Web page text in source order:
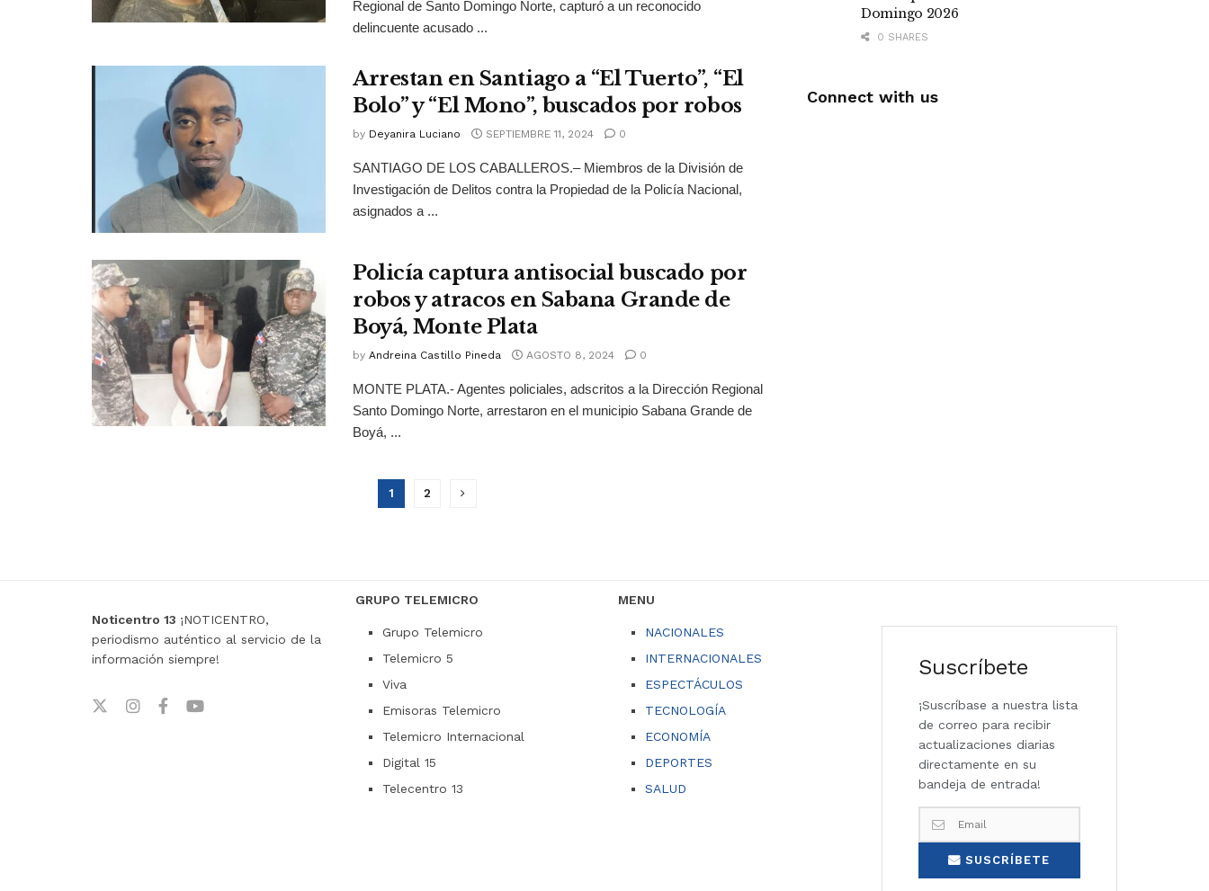
Regional de Santo Domingo Norte, capturó a un reconocido
delincuente acusado ...
Arrestan en Santiago a “El Tuerto”, “El
Bolo” y “El Mono”, buscados por robos
by Deyanira Luciano SEPTIEMBRE 11, 2024 0
SANTIAGO DE LOS CABALLEROS.– Miembros de la División de
Investigación de Delitos contra la Propiedad de la Policía Nacional,
asignados a ...
Policía captura antisocial buscado por
robos y atracos en Sabana Grande de
Boyá, Monte Plata
by Andreina Castillo Pineda AGOSTO 8, 2024 0
MONTE PLATA.- Agentes policiales, adscritos a la Dirección Regional
Santo Domingo Norte, arrestaron en el municipio Sabana Grande de
Boyá, ...
1 2
Domingo 2026
0 SHARES
Connect with us
Noticentro 13 ¡NOTICENTRO,
periodismo auténtico al servicio de la
información siempre!
GRUPO TELEMICRO
Grupo Telemicro
Telemicro 5
Viva
Emisoras Telemicro
Telemicro Internacional
Digital 15
Telecentro 13
MENU
NACIONALES
INTERNACIONALES
ESPECTÁCULOS
TECNOLOGÍA
ECONOMÍA
DEPORTES
SALUD
Suscríbete
¡Suscríbase a nuestra lista
de correo para recibir
actualizaciones diarias
directamente en su
bandeja de entrada!
SUSCRÍBETE